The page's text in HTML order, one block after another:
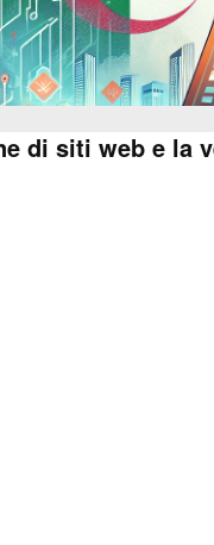
di siti web e la